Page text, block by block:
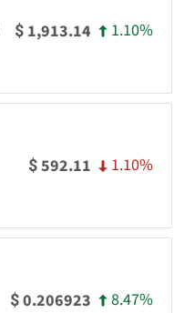
$ 1,913.14 1.10%
$592.11 1.10%
$0.206923 8.47%